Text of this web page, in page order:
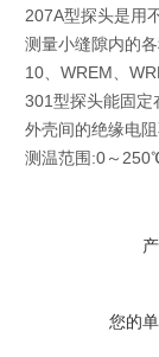
207A型探头是用
测量小缝隙内的
10、WREM、
301型探头能固定
外壳间的绝缘电
测温范围:0～
您的